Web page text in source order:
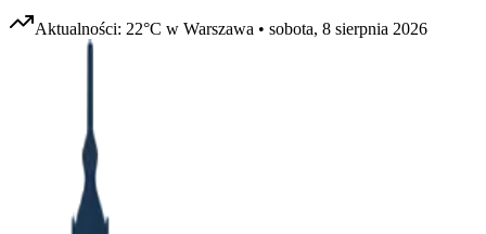
Aktualności: 22°C w Warszawa • sobota, 8 sierpnia 2026